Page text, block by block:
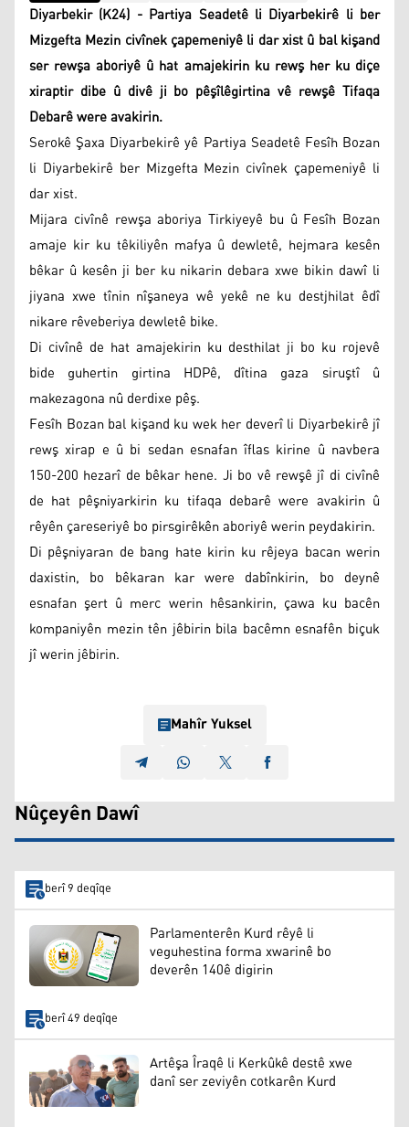
Diyarbekir (K24) - Partiya Seadetê li Diyarbekirê li ber
Mizgefta Mezin civînek çapemeniyê li dar xist û bal kişand
ser rewşa aboriyê û hat amajekirin ku rewş her ku diçe
xiraptir dibe û divê ji bo pêşîlêgirtina vê rewşê Tifaqa
Debarê were avakirin.
Serokê Şaxa Diyarbekirê yê Partiya Seadetê Fesîh Bozan
li Diyarbekirê ber Mizgefta Mezin civînek çapemeniyê li
dar xist.
Mijara civînê rewşa aboriya Tirkiyeyê bu û Fesîh Bozan
amaje kir ku têkiliyên mafya û dewletê, hejmara kesên
bêkar û kesên ji ber ku nikarin debara xwe bikin dawî li
jiyana xwe tînin nîşaneya wê yekê ne ku destjhilat êdî
nikare rêveberiya dewletê bike.
Di civînê de hat amajekirin ku desthilat ji bo ku rojevê
bide guhertin girtina HDPê, dîtina gaza siruştî û
makezagona nû derdixe pêş.
Fesîh Bozan bal kişand ku wek her deverî li Diyarbekirê jî
rewş xirap e û bi sedan esnafan îflas kirine û navbera
150-200 hezarî de bêkar hene. Ji bo vê rewşê jî di civînê
de hat pêşniyarkirin ku tifaqa debarê were avakirin û
rêyên çareseriyê bo pirsgirêkên aboriyê werin peydakirin.
Di pêşniyaran de bang hate kirin ku rêjeya bacan werin
daxistin, bo bêkaran kar were dabînkirin, bo deynê
esnafan şert û merc werin hêsankirin, çawa ku bacên
kompaniyên mezin tên jêbirin bila bacêmn esnafên biçuk
jî werin jêbirin.
Mahîr Yuksel
Nûçeyên Dawî
berî 9 deqîqe
Parlamenterên Kurd rêyê li
veguhestina forma xwarinê bo
deverên 140ê digirin
berî 49 deqîqe
Artêşa Îraqê li Kerkûkê destê xwe
danî ser zeviyên cotkarên Kurd